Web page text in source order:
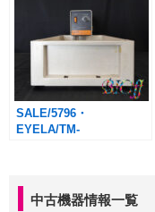
中古機器情報一覧
SALE/5796・
EYELA/TM-
込・送料別途)